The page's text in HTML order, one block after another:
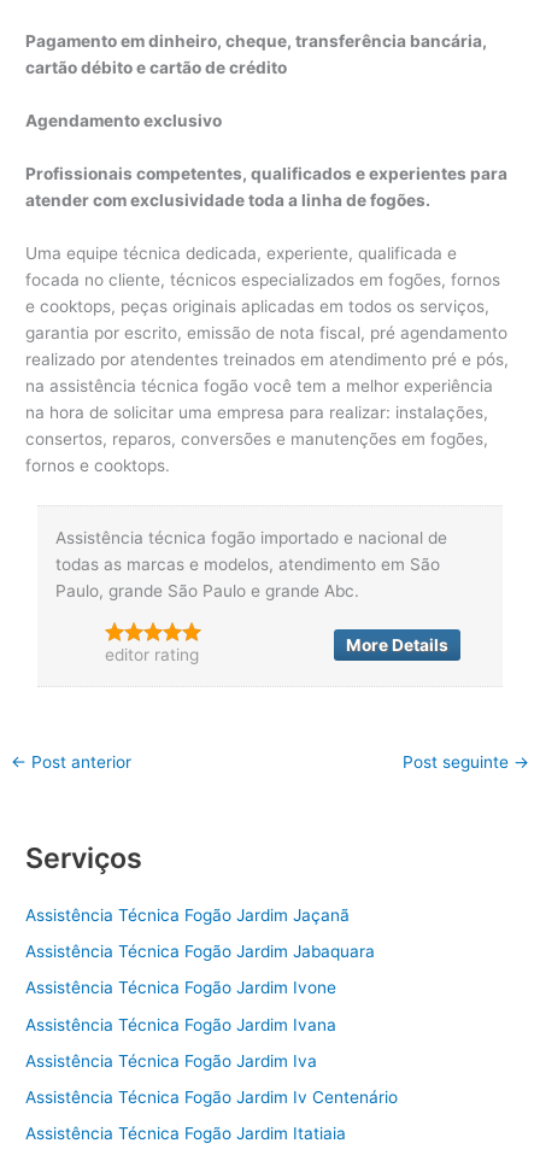
Pagamento em dinheiro, cheque, transferência bancária,
cartão débito e cartão de crédito
Agendamento exclusivo
Profissionais competentes, qualificados e experientes para
atender com exclusividade toda a linha de fogões.
Uma equipe técnica dedicada, experiente, qualificada e
focada no cliente, técnicos especializados em fogões, fornos
e cooktops, peças originais aplicadas em todos os serviços,
garantia por escrito, emissão de nota fiscal, pré agendamento
realizado por atendentes treinados em atendimento pré e pós,
na assistência técnica fogão você tem a melhor experiência
na hora de solicitar uma empresa para realizar: instalações,
consertos, reparos, conversões e manutenções em fogões,
fornos e cooktops.
Assistência técnica fogão importado e nacional de
todas as marcas e modelos, atendimento em São
Paulo, grande São Paulo e grande Abc.
editor rating More Details
← Post anterior Post seguinte →
Serviços
Assistência Técnica Fogão Jardim Jaçanã
Assistência Técnica Fogão Jardim Jabaquara
Assistência Técnica Fogão Jardim Ivone
Assistência Técnica Fogão Jardim Ivana
Assistência Técnica Fogão Jardim Iva
Assistência Técnica Fogão Jardim Iv Centenário
Assistência Técnica Fogão Jardim Itatiaia